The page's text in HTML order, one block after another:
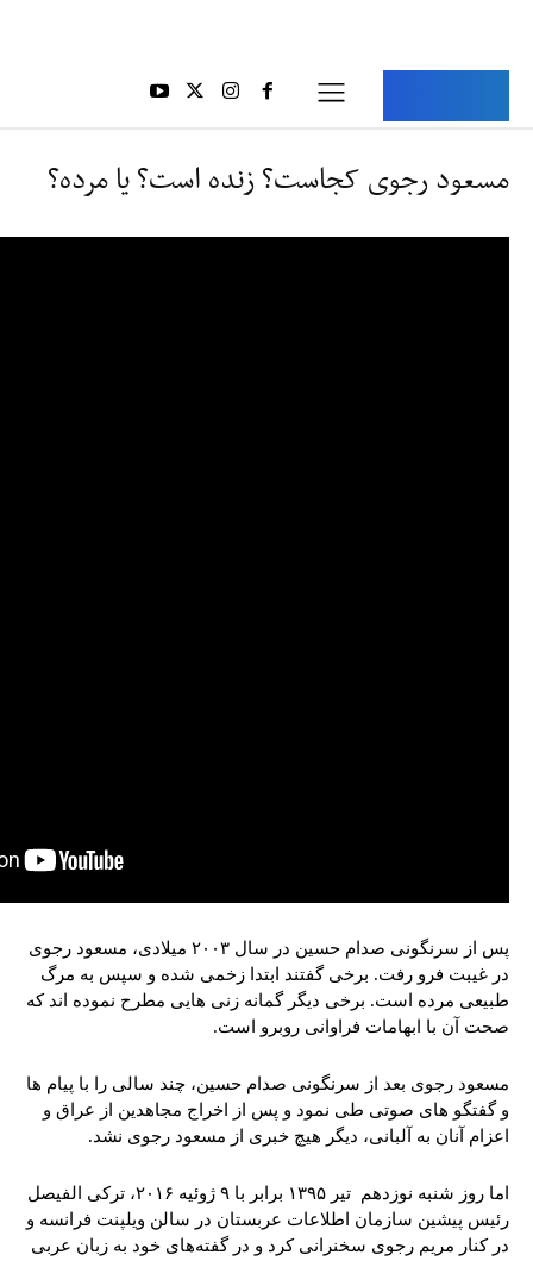
مسعود رجوی کجاست؟ زنده است؟ یا مرده؟
پس از سرنگونی صدام حسین در سال ۲۰۰۳ میلادی، مسعود رجوی
در غیبت فرو رفت. برخی گفتند ابتدا زخمی شده و سپس به مرگ
طبیعی مرده است. برخی دیگر گمانه زنی هایی مطرح نموده اند که
صحت آن با ابهامات فراوانی روبرو است.
مسعود رجوی بعد از سرنگونی صدام حسین، چند سالی را با پیام ها
و گفتگو های صوتی طی نمود و پس از اخراج مجاهدین از عراق و
اعزام آنان به آلبانی، دیگر هیچ خبری از مسعود رجوی نشد.
اما روز شنبه نوزدهم تیر ۱۳۹۵ برابر با ۹ ژوئیه ۲۰۱۶، ترکی الفیصل
رئیس پیشین سازمان اطلاعات عربستان در سالن ویلپنت فرانسه و
در کنار مریم رجوی سخنرانی کرد و در گفته‌های خود به زبان عربی